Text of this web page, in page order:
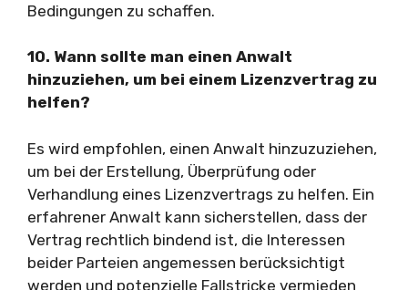
Bedingungen zu schaffen.
10. Wann sollte man einen Anwalt
hinzuziehen, um bei einem Lizenzvertrag zu
helfen?
Es wird empfohlen, einen Anwalt hinzuzuziehen,
um bei der Erstellung, Überprüfung oder
Verhandlung eines Lizenzvertrags zu helfen. Ein
erfahrener Anwalt kann sicherstellen, dass der
Vertrag rechtlich bindend ist, die Interessen
beider Parteien angemessen berücksichtigt
werden und potenzielle Fallstricke vermieden